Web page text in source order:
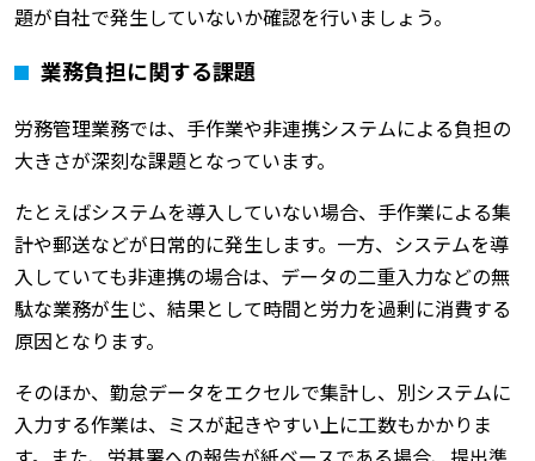
題が自社で発生していないか確認を行いましょう。
業務負担に関する課題
労務管理業務では、手作業や非連携システムによる負担の
大きさが深刻な課題となっています。
たとえばシステムを導入していない場合、手作業による集
計や郵送などが日常的に発生します。一方、システムを導
入していても非連携の場合は、データの二重入力などの無
駄な業務が生じ、結果として時間と労力を過剰に消費する
原因となります。
そのほか、勤怠データをエクセルで集計し、別システムに
入力する作業は、ミスが起きやすい上に工数もかかりま